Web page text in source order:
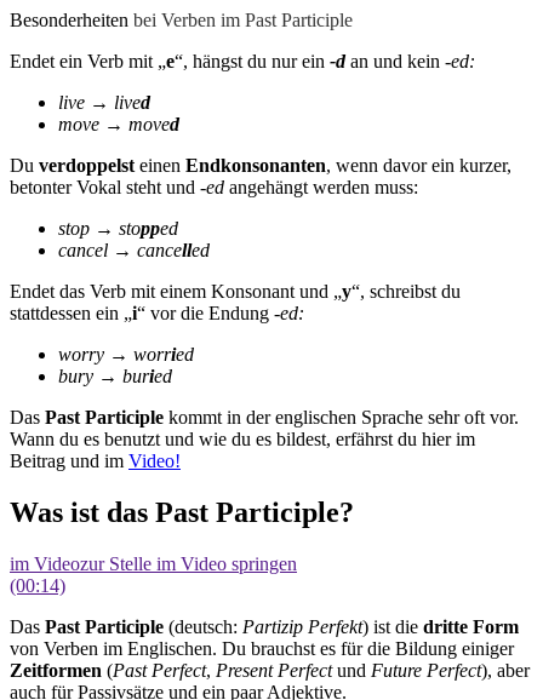
Besonderheiten bei Verben im Past Participle
Endet ein Verb mit „e“, hängst du nur ein -dan und kein -ed:
live → lived
move → moved
Du verdoppelst einen Endkonsonanten, wenn davor ein kurzer,
betonter Vokal steht und -ed angehängt werden muss:
stop → stopped
cancel → cancelled
Endet das Verb mit einem Konsonant und „y“, schreibst du
stattdessen ein „i“ vor die Endung -ed:
worry → worried
bury → buried
Das Past Participle kommt in der englischen Sprache sehr oft vor.
Wann du es benutzt und wie du es bildest, erfährst du hier im
Beitrag und im Video!
Was ist das Past Participle?
im Videozur Stelle im Video springen
(00:14)
Das Past Participle (deutsch: Partizip Perfekt) ist die dritte Form
von Verben im Englischen. Du brauchst es für die Bildung einiger
Zeitformen (Past Perfect, Present Perfectund Future Perfect), aber
auch für Passivsätze und ein paar Adjektive.